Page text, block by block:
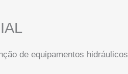
de equipamentos hidráulicos